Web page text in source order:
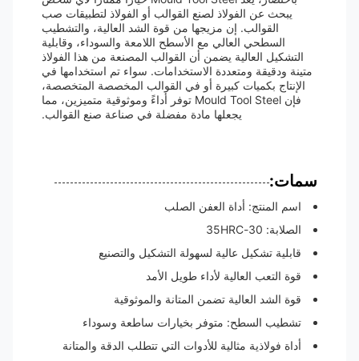
يبحث عن الفولاذ لصنع القوالب أو الفولاذ لتطبيقات صب
القوالب. إن مزيجها من قوة الشد العالية، والتشطيب
السطحي العالي مع الأسطح اللامعة والسوداء، وقابلية
التشكيل العالية يضمن أن القوالب المصنعة من هذا الفولاذ
متينة ودقيقة ومتعددة الاستخدامات. سواء تم استخدامها في
الإنتاج بكميات كبيرة أو في القوالب المخصصة المتخصصة،
فإن Mould Tool Steel توفر أداءً وموثوقية متميزين، مما
يجعلها مادة مفضلة في صناعة صنع القوالب.
سمات:
اسم المنتج: أداة العفن الصلب
الصلابة: 30-35HRC
قابلية تشكيل عالية لسهولة التشكيل والتصنيع
قوة التعب العالية لأداء طويل الأمد
قوة الشد العالية تضمن المتانة والموثوقية
تشطيب السطح: متوفر بخيارات ساطعة وسوداء
أداة فولاذية مثالية للأدوات التي تتطلب الدقة والمتانة